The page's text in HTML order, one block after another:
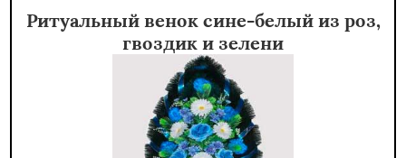
Ритуальный венок сине-белый из роз,
гвоздик и зелени